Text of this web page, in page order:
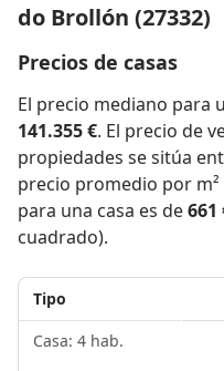
do Brollón (27332)
Precios de casas
El precio mediano para
141.355 €. El precio de
propiedades se sitúa
precio promedio por
para una casa es de661
cuadrado).
Tipo
Casa: 4 hab.